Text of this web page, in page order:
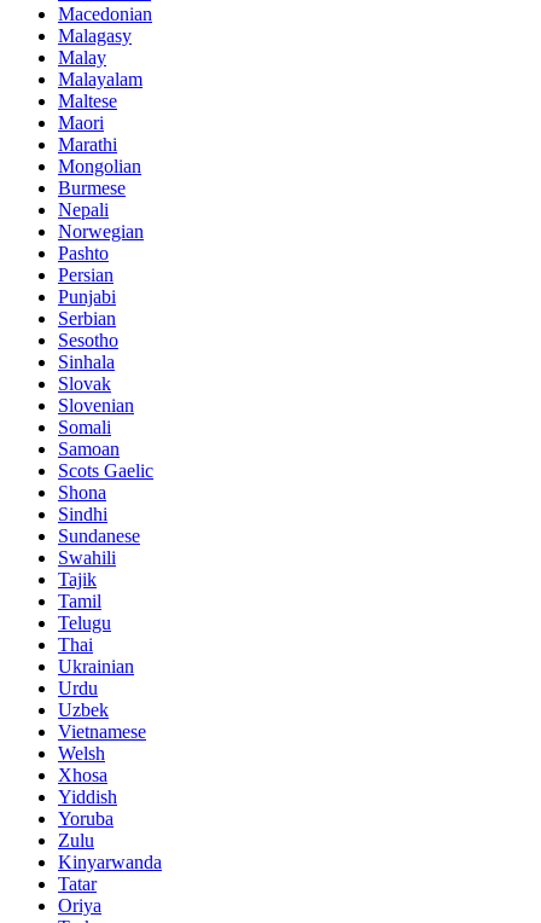
Macedonian
Malagasy
Malay
Malayalam
Maltese
Maori
Marathi
Mongolian
Burmese
Nepali
Norwegian
Pashto
Persian
Punjabi
Serbian
Sesotho
Sinhala
Slovak
Slovenian
Somali
Samoan
Scots Gaelic
Shona
Sindhi
Sundanese
Swahili
Tajik
Tamil
Telugu
Thai
Ukrainian
Urdu
Uzbek
Vietnamese
Welsh
Xhosa
Yiddish
Yoruba
Zulu
Kinyarwanda
Tatar
Oriya